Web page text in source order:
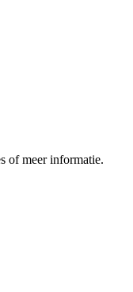
of meer informatie.